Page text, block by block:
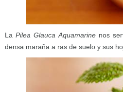
La Pilea Glauca Aquamarine nos
densa maraña a ras de suelo y sus